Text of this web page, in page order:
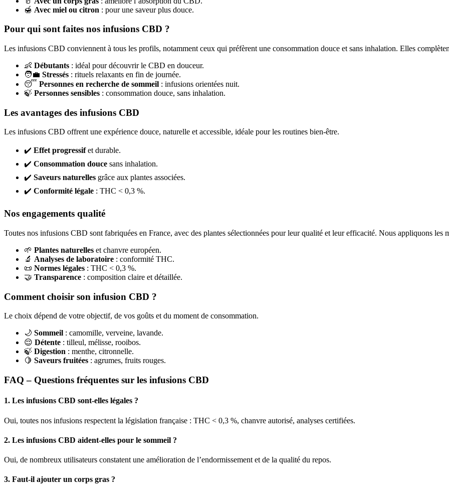
🍯 Avec miel ou citron : pour une saveur plus douce.
Pour qui sont faites nos infusions CBD ?
Les infusions CBD conviennent à tous les profils, notamment ceux qui préfèrent une consommation douce et sans inhalation. Elles
👶 Débutants : idéal pour découvrir le CBD en douceur.
🧑‍💼 Stressés : rituels relaxants en fin de journée.
😴 Personnes en recherche de sommeil : infusions orientées nuit.
🍃 Personnes sensibles : consommation douce, sans inhalation.
Les avantages des infusions CBD
Les infusions CBD offrent une expérience douce, naturelle et accessible, idéale pour les routines bien‑être.
✔️ Effet progressifet durable.
✔️ Consommation douce sans inhalation.
✔️ Saveurs naturelles grâce aux plantes associées.
✔️ Conformité légale : THC < 0,3 %.
Nos engagements qualité
Toutes nos infusions CBD sont fabriquées en France, avec des plantes sélectionnées pour leur qualité et leur efficacité. Nous appliquons les
🌱 Plantes naturelles et chanvre européen.
🔬 Analyses de laboratoire : conformité THC.
📜 Normes légales : THC < 0,3 %.
🤝 Transparence : composition claire et détaillée.
Comment choisir son infusion CBD ?
Le choix dépend de votre objectif, de vos goûts et du moment de consommation.
🌙 Sommeil : camomille, verveine, lavande.
😌 Détente : tilleul, mélisse, rooibos.
🍃 Digestion : menthe, citronnelle.
🍋 Saveurs fruitées : agrumes, fruits rouges.
FAQ – Questions fréquentes sur les infusions CBD
1. Les infusions CBD sont‑elles légales ?
Oui, toutes nos infusions respectent la législation française : THC < 0,3 %, chanvre autorisé, analyses certifiées.
2. Les infusions CBD aident‑elles pour le sommeil ?
Oui, de nombreux utilisateurs constatent une amélioration de l’endormissement et de la qualité du repos.
3. Faut‑il ajouter un corps gras ?